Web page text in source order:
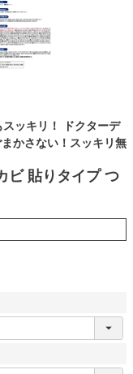
ッキリ！ ドクターデ
かさない！スッキリ無
ビ 貼りタイプ つ